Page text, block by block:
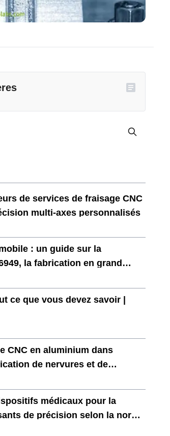
de services de fraisage CNC
multi-axes personnalisés
: un guide sur la
la fabrication en grand
des défauts
ce que vous devez savoir |
CNC en aluminium dans
de nervures et de
et à haute résistance
médicaux pour la
de précision selon la norme